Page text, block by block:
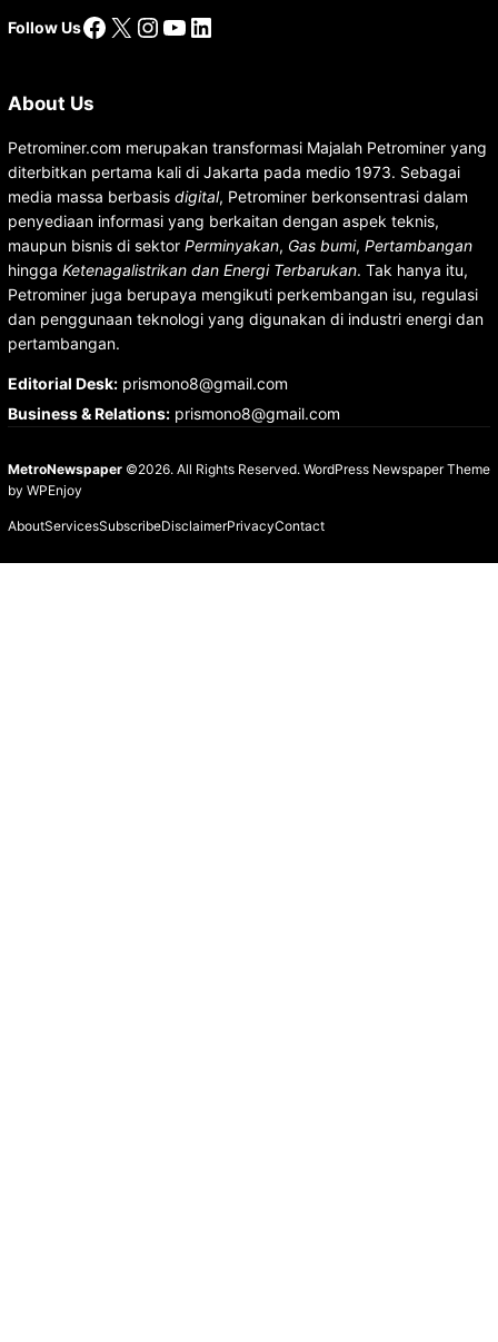
Follow UsFacebook
X Instagram
YouTube
LinkedIn
About Us
Petrominer.com merupakan transformasi Majalah Petrominer yang
diterbitkan pertama kali di Jakarta pada medio 1973. Sebagai
media massa berbasis digital, Petrominer berkonsentrasi dalam
penyediaan informasi yang berkaitan dengan aspek teknis,
maupun bisnis di sektor Perminyakan, Gas bumi, Pertambangan
hingga Ketenagalistrikan dan Energi Terbarukan. Tak hanya itu,
Petrominer juga berupaya mengikuti perkembangan isu, regulasi
dan penggunaan teknologi yang digunakan di industri energi dan
pertambangan.
Editorial Desk:prismono8@gmail.com
Business & Relations:prismono8@gmail.com
MetroNewspaper©2026. All Rights Reserved. WordPress Newspaper Theme
by WPEnjoy
AboutServicesSubscribeDisclaimerPrivacyContact